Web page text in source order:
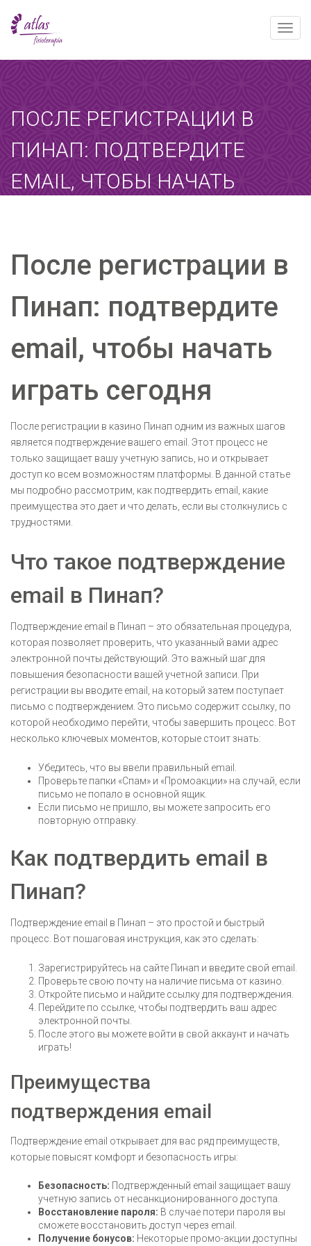
Toggle
ПОСЛЕ РЕГИСТРАЦИИ В
ПИНАП: ПОДТВЕРДИТЕ
EMAIL, ЧТОБЫ НАЧАТЬ
После регистрации в
Пинап: подтвердите
email, чтобы начать
играть сегодня
После регистрации в казино Пинап одним из важных шагов
является подтверждение вашего email. Этот процесс не
только защищает вашу учетную запись, но и открывает
доступ ко всем возможностям платформы. В данной статье
мы подробно рассмотрим, как подтвердить email, какие
преимущества это дает и что делать, если вы столкнулись с
трудностями.
Что такое подтверждение
email в Пинап?
Подтверждение email в Пинап – это обязательная процедура,
которая позволяет проверить, что указанный вами адрес
электронной почты действующий. Это важный шаг для
повышения безопасности вашей учетной записи. При
регистрации вы вводите email, на который затем поступает
письмо с подтверждением. Это письмо содержит ссылку, по
которой необходимо перейти, чтобы завершить процесс. Вот
несколько ключевых моментов, которые стоит знать:
Убедитесь, что вы ввели правильный email.
Проверьте папки «Спам» и «Промоакции» на случай, если
письмо не попало в основной ящик.
Если письмо не пришло, вы можете запросить его
повторную отправку.
Как подтвердить email в
Пинап?
Подтверждение email в Пинап – это простой и быстрый
процесс. Вот пошаговая инструкция, как это сделать:
Зарегистрируйтесь на сайте Пинап и введите свой email.
Проверьте свою почту на наличие письма от казино.
Откройте письмо и найдите ссылку для подтверждения.
Перейдите по ссылке, чтобы подтвердить ваш адрес
электронной почты.
После этого вы можете войти в свой аккаунт и начать
играть!
Преимущества
подтверждения email
Подтверждение email открывает для вас ряд преимуществ,
которые повысят комфорт и безопасность игры:
Безопасность: Подтвержденный email защищает вашу
учетную запись от несанкционированного доступа.
Восстановление пароля: В случае потери пароля вы
сможете восстановить доступ через email.
Получение бонусов: Некоторые промо-акции доступны